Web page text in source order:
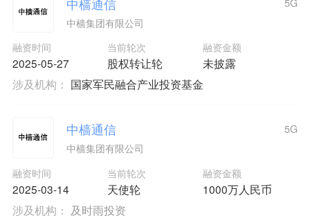
中樯集团有限公司
融资时间
2025-05-27
当前轮次
股权转让轮
融资金额
未披露
5G
涉及机构： 国家军民融合产业投资基金
中樯通信
中樯集团有限公司
融资时间
2025-03-14
当前轮次
天使轮
融资金额
1000万人民币
5G
涉及机构： 及时雨投资